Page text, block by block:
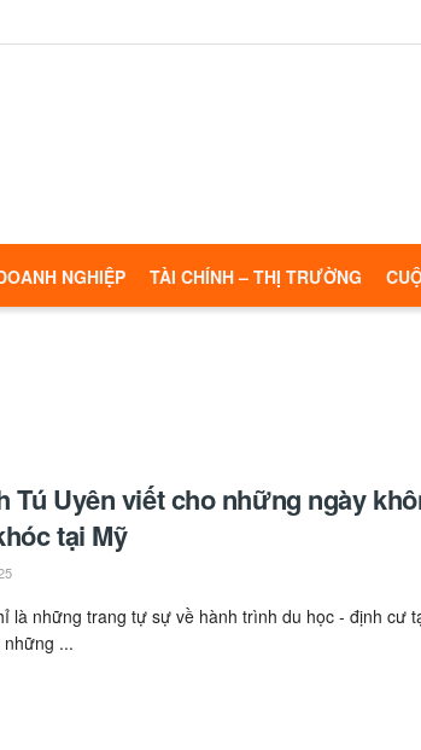
NGHIỆP TÀI CHÍNH – THỊ TRƯỜNG
Tú Uyên viết cho những ngày
tại Mỹ
là những trang tự sự về hành trình du học - định cư
những ...